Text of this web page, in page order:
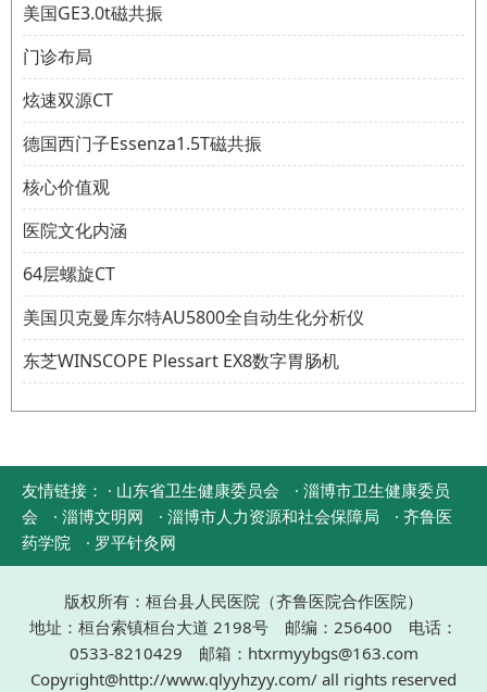
美国GE3.0t磁共振
门诊布局
炫速双源CT
德国西门子Essenza1.5T磁共振
核心价值观
医院文化内涵
64层螺旋CT
美国贝克曼库尔特AU5800全自动生化分析仪
东芝WINSCOPE Plessart EX8数字胃肠机
友情链接： · 山东省卫生健康委员会
· 淄博市卫生健康委员
会
· 淄博文明网 · 淄博市人力资源和社会保障局
· 齐鲁医
药学院
· 罗平针灸网
版权所有：桓台县人民医院（齐鲁医院合作医院）
地址：桓台索镇桓台大道 2198号 邮编：256400 电话：
0533-8210429 邮箱：htxrmyybgs@163.com
Copyright@http://www.qlyyhzyy.com/ all rights reserved